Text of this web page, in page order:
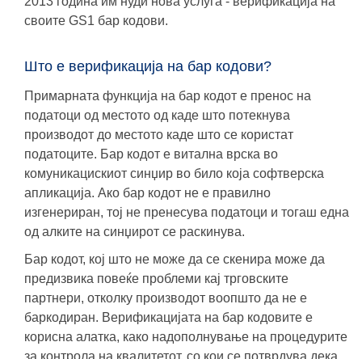
своите GS1 бар кодови.
Што е верификација на бар кодови?
Примарната функција на бар кодот е пренос на
податоци од местото од каде што потекнува
производот до местото каде што се користат
податоците. Бар кодот е витална врска во
комуникацискиот синџир во било која софтверска
апликација. Ако бар кодот не е правилно
изгенериран, тој не пренесува податоци и тогаш една
од алките на синџирот се раскинува.
Бар кодот, кој што не може да се скенира може да
предизвика повеќе проблеми кај трговските
партнери, отколку производот воопшто да не е
баркодиран. Верификацијата на бар кодовите е
корисна алатка, како надополнување на процедурите
за контрола на квалитетот, со кои се потврдува дека